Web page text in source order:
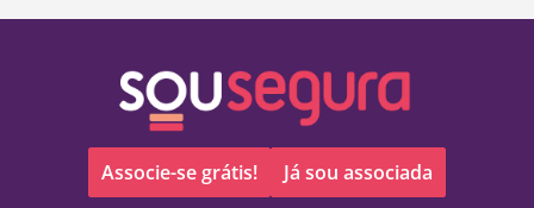
Pular
Associe-se grátis! Já sou associada